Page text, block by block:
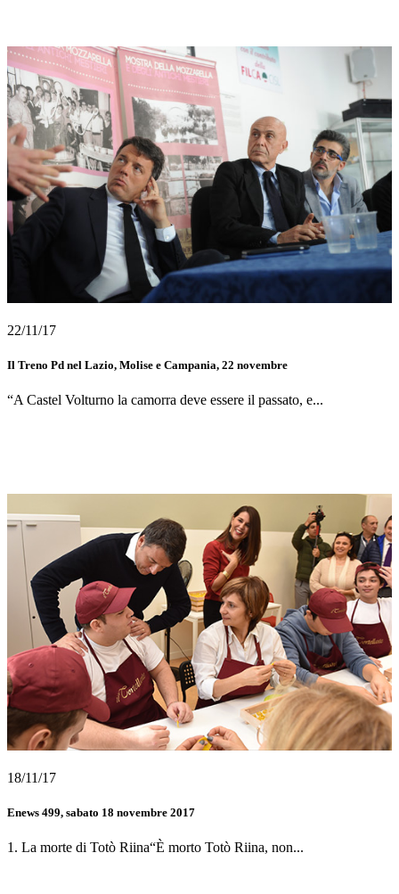
22/11/17
Il Treno Pd nel Lazio, Molise e Campania, 22 novembre
“A Castel Volturno la camorra deve essere il passato, e...
18/11/17
Enews 499, sabato 18 novembre 2017
1. La morte di Totò Riina“È morto Totò Riina, non...